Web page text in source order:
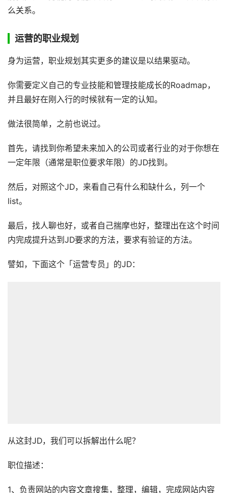
么关系。
运营的职业规划
身为运营，职业规划其实更多的建议是以结果驱动。
你需要定义自己的专业技能和管理技能成长的Roadmap，
并且最好在刚入行的时候就有一定的认知。
做法很简单，之前也说过。
首先，请找到你希望未来加入的公司或者行业的对于你想在
一定年限（通常是职位要求年限）的JD找到。
然后，对照这个JD，来看自己有什么和缺什么，列一个
list。
最后，找人聊也好，或者自己揣摩也好，整理出在这个时间
内完成提升达到JD要求的方法，要求有验证的方法。
譬如，下面这个「运营专员」的JD：
从这封JD，我们可以拆解出什么呢？
职位描述：
1、负责网站的内容文章搜集，整理，编辑，完成网站内容